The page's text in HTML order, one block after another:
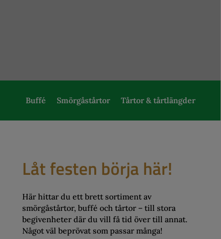
Buffé Smörgåstårtor Tårtor & tårtlängder
Låt festen börja här!
Här hittar du ett brett sortiment av
smörgåstårtor, buffé och tårtor – till stora
begivenheter där du vill få tid över till annat.
Något väl beprövat som passar många!